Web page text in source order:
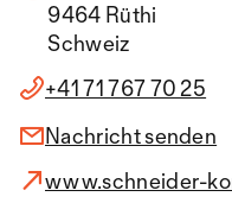
9464 Rüthi
Schweiz
+41 71 767 70 25
Nachricht senden
www.schneider-